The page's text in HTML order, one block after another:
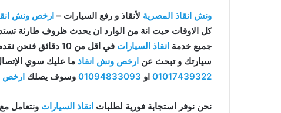
ونش انقاذ المصرية لأنقاذ و رفع السيارات – ارخص ونش
كل الاوقات حيت انة من الوارد ان يحدث ظروف طارئة
جميع خدمة انقاذ السيارات في اقل من 10 دقائق فنحن نقدم خدمة
سيارتك و تبحث عن ارخص ونش انقاذ ما عليك سوي
01017439322 او 01094833093 وسوف يصلك ارخص
نحن نوفر استجابة فورية لطلبات انقاذ السيارات ونتعامل